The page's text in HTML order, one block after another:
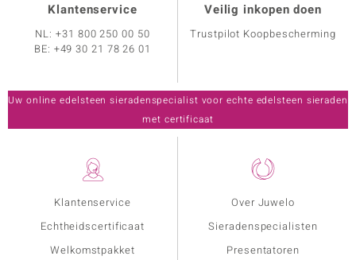
Klantenservice
Echtheidscertificaat
Welkomstpakket
Over Juwelo
Sieradenspecialisten
Presentatoren
Klantenservice
NL:+31 800 250 00 50
BE: +49 30 21 78 26 01
Veilig inkopen doen
Trustpilot Koopbescherming
Uw online edelsteen sieradenspecialist voor echte edelsteen sieraden
met certificaat